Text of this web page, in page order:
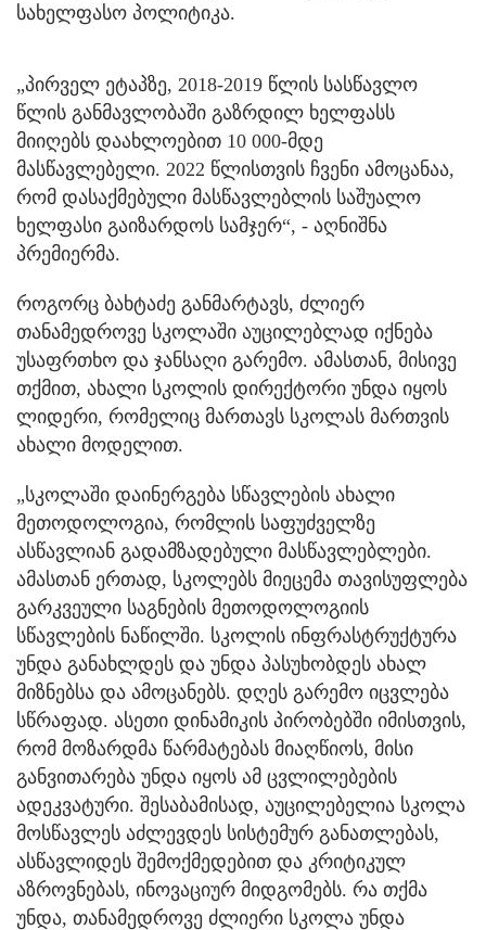
სახელფასო პოლიტიკა.
„პირველ ეტაპზე, 2018-2019 წლის სასწავლო
წლის განმავლობაში გაზრდილ ხელფასს
მიიღებს დაახლოებით 10 000-მდე
მასწავლებელი. 2022 წლისთვის ჩვენი ამოცანაა,
რომ დასაქმებული მასწავლებლის საშუალო
ხელფასი გაიზარდოს სამჯერ“, - აღნიშნა
პრემიერმა.
როგორც ბახტაძე განმარტავს, ძლიერ
თანამედროვე სკოლაში აუცილებლად იქნება
უსაფრთხო და ჯანსაღი გარემო. ამასთან, მისივე
თქმით, ახალი სკოლის დირექტორი უნდა იყოს
ლიდერი, რომელიც მართავს სკოლას მართვის
ახალი მოდელით.
„სკოლაში დაინერგება სწავლების ახალი
მეთოდოლოგია, რომლის საფუძველზე
ასწავლიან გადამზადებული მასწავლებლები.
ამასთან ერთად, სკოლებს მიეცემა თავისუფლება
გარკვეული საგნების მეთოდოლოგიის
სწავლების ნაწილში. სკოლის ინფრასტრუქტურა
უნდა განახლდეს და უნდა პასუხობდეს ახალ
მიზნებსა და ამოცანებს. დღეს გარემო იცვლება
სწრაფად. ასეთი დინამიკის პირობებში იმისთვის,
რომ მოზარდმა წარმატებას მიაღწიოს, მისი
განვითარება უნდა იყოს ამ ცვლილებების
ადეკვატური. შესაბამისად, აუცილებელია სკოლა
მოსწავლეს აძლევდეს სისტემურ განათლებას,
ასწავლიდეს შემოქმედებით და კრიტიკულ
აზროვნებას, ინოვაციურ მიდგომებს. რა თქმა
უნდა, თანამედროვე ძლიერი სკოლა უნდა